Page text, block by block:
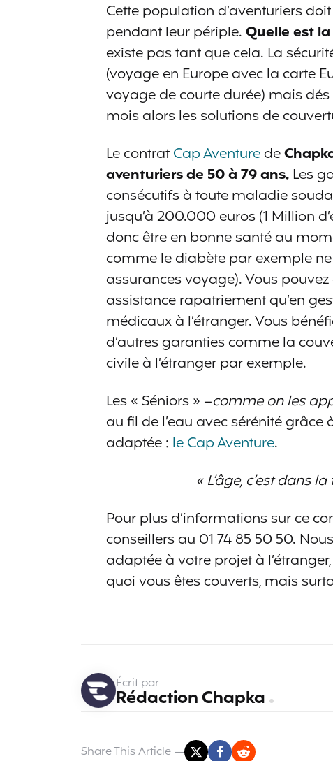
Cette population d’aventuriers
pendant leur périple.Quelle est
existe pas tant que cela. La
(voyage en Europe avec la carte
voyage de courte durée) mais
mois alors les solutions de
Le contratCap Aventurede
aventuriers de 50 à 79 ans.Les
consécutifs à toute maladie
jusqu’à 200.000 euros (1 Million
donc être en bonne santé au
comme le diabète par exemple
assurances voyage). Vous
assistance rapatriement qu’en
médicaux à l’étranger. Vous
d’autres garanties comme la
civile à l’étranger par exemple.
Les « Séniors » –comme on les
au fil de l’eau avec sérénité
adaptée : le Cap Aventure.
« L’âge, c’est dans
Pour plus d’informations sur ce
conseillers au 01 74 85 50 50.
adaptée à votre projet à
quoi vous êtes couverts, mais
Écrit par
Rédaction Chapka
ShareThis Article